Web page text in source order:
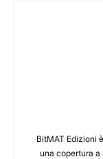
BitMAT Edizioni
una copertura